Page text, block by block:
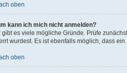
oben
kann ich mich nicht anmelden?
gibt es viele mögliche Gründe. Prüfe
wurdest. Es ist ebenfalls möglich, dass
oben